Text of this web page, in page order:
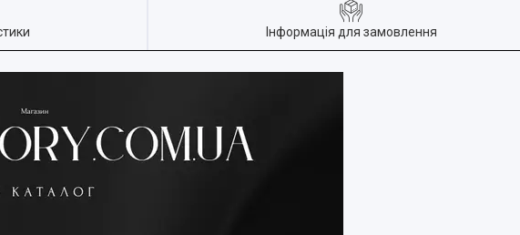
Інформація для замовлення